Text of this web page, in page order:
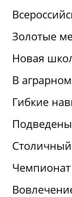
Золотые
Новая
В
Гибкие